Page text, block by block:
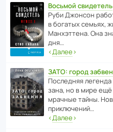
Восьмой свидетель
Руби Джонсон
в богатых семьях,
Манх­эт­тена. Она
дня…
‹Далее›
ЗАТО: город
После­дняя
зана, но в мире
мрачные тайны.
приключений…
‹Далее›